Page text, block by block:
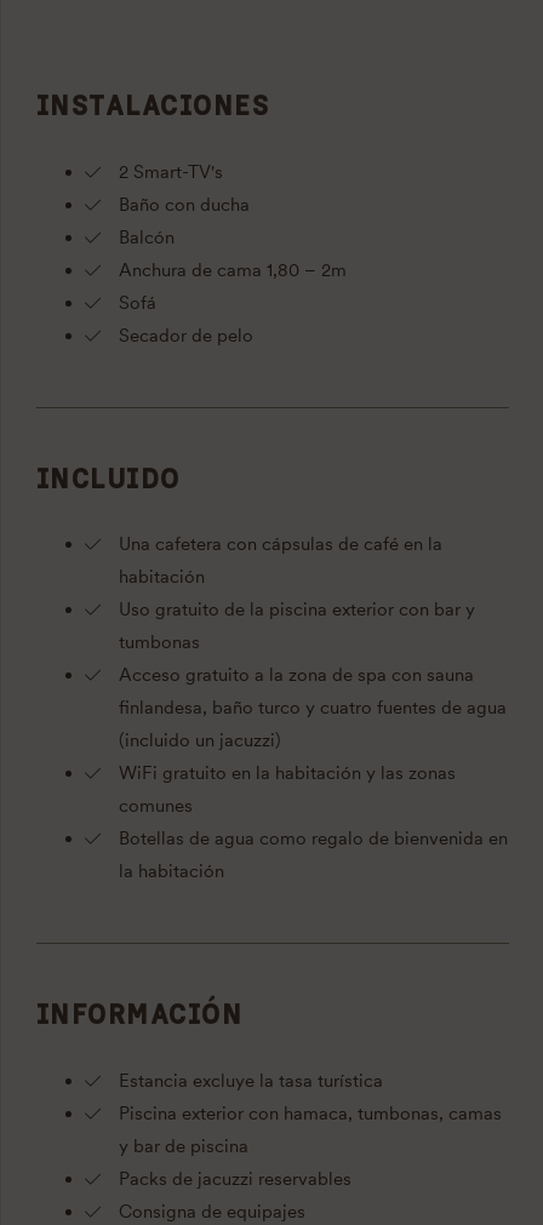
INSTALACIONES
2 Smart-TV's
Baño con ducha
Balcón
Anchura de cama 1,80 – 2m
Sofá
Secador de pelo
INCLUIDO
Una cafetera con cápsulas de café en la
habitación
Uso gratuito de la piscina exterior con bar y
tumbonas
Acceso gratuito a la zona de spa con sauna
finlandesa, baño turco y cuatro fuentes de agua
(incluido un jacuzzi)
WiFi gratuito en la habitación y las zonas
comunes
Botellas de agua como regalo de bienvenida en
la habitación
INFORMACIÓN
Estancia excluye la tasa turística
Piscina exterior con hamaca, tumbonas, camas
y bar de piscina
Packs de jacuzzi reservables
Consigna de equipajes